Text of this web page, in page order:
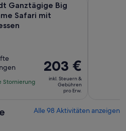
Ganztägige Big
Safari mit
Stornierung
Der
Preis
beträgt
203 €
Erw.
203 €
inkl. Steuern &
Gebühren
pro Erw.
Alle 98 Aktivitäten anzeigen